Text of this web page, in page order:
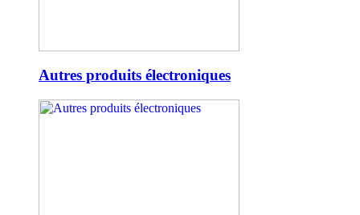
Autres produits électroniques